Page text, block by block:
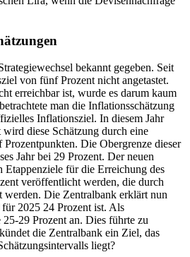
bekannt gegeben. Seit
von fünf Prozent nicht angetastet.
erreichbar ist, wurde es darum kaum
man die Inflationsschätzung
Inflationsziel. In diesem Jahr
diese Schätzung durch eine
Prozentpunkten. Die Obergrenze dieser
Jahr bei 29 Prozent. Der neuen
Etappenziele für die Erreichung des
veröffentlicht werden, die durch
werden. Die Zentralbank erklärt nun
2025 24 Prozent ist. Als
29 Prozent an. Dies führte zu
die Zentralbank ein Ziel, das
liegt?